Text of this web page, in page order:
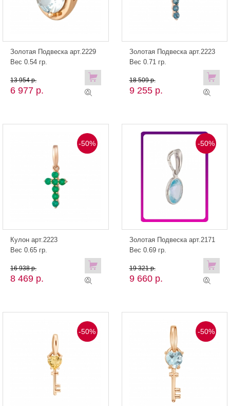
Золотая Подвеска арт.2229
Вес 0.54 гр.
6 977 р.
13 954 р.
Золотая Подвеска арт.2223
Вес 0.71 гр.
9 255 р.
18 509 р.
-50%
Кулон арт.2223
Вес 0.65 гр.
8 469 р.
16 938 р.
-50%
Золотая Подвеска арт.2171
Вес 0.69 гр.
9 660 р.
19 321 р.
-50% -50%